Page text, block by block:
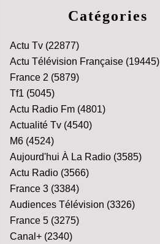
Catégories
Actu Tv (22877)
Actu Télévision Française (19445)
France 2 (5879)
Tf1 (5045)
Actu Radio Fm (4801)
Actualité Tv (4540)
M6 (4524)
Aujourd'hui À La Radio (3585)
Actu Radio (3566)
France 3 (3384)
Audiences Télévision (3326)
France 5 (3275)
Canal+ (2340)